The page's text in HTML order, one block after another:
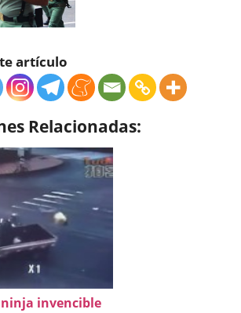
artículo
Relacionadas:
invencible